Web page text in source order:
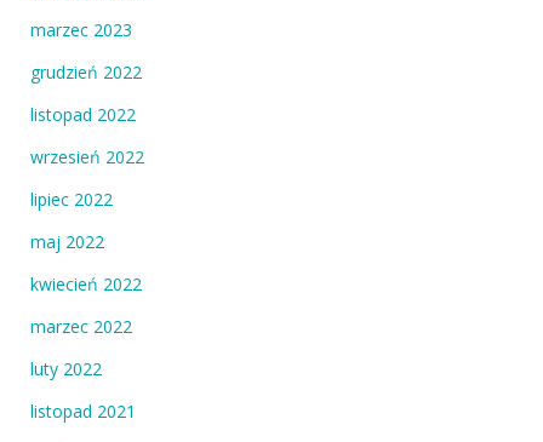
marzec 2023
grudzień 2022
listopad 2022
wrzesień 2022
lipiec 2022
maj 2022
kwiecień 2022
marzec 2022
luty 2022
listopad 2021